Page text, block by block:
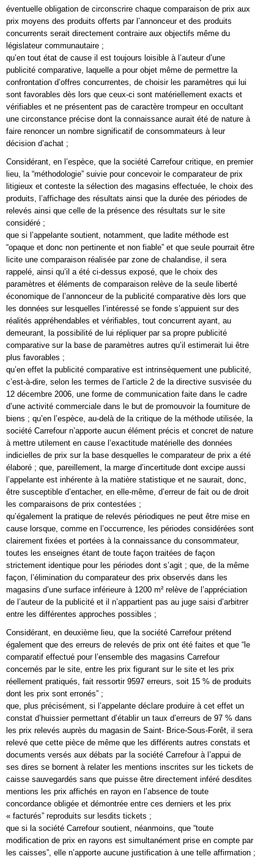
éventuelle obligation de circonscrire chaque comparaison de prix aux
prix moyens des produits offerts par l’annonceur et des produits
concurrents serait directement contraire aux objectifs même du
législateur communautaire ;
qu’en tout état de cause il est toujours loisible à l’auteur d’une
publicité comparative, laquelle a pour objet même de permettre la
confrontation d’offres concurrentes, de choisir les paramètres qui lui
sont favorables dès lors que ceux-ci sont matériellement exacts et
vérifiables et ne présentent pas de caractère trompeur en occultant
une circonstance précise dont la connaissance aurait été de nature à
faire renoncer un nombre significatif de consommateurs à leur
décision d’achat ;
Considérant, en l’espèce, que la société Carrefour critique, en premier
lieu, la “méthodologie” suivie pour concevoir le comparateur de prix
litigieux et conteste la sélection des magasins effectuée, le choix des
produits, l’affichage des résultats ainsi que la durée des périodes de
relevés ainsi que celle de la présence des résultats sur le site
considéré ;
que si l’appelante soutient, notamment, que ladite méthode est
“opaque et donc non pertinente et non fiable” et que seule pourrait être
licite une comparaison réalisée par zone de chalandise, il sera
rappelé, ainsi qu’il a été ci-dessus exposé, que le choix des
paramètres et éléments de comparaison relève de la seule liberté
économique de l’annonceur de la publicité comparative dès lors que
les données sur lesquelles l’intéressé se fonde s’appuient sur des
réalités appréhendables et vérifiables, tout concurrent ayant, au
demeurant, la possibilité de lui répliquer par sa propre publicité
comparative sur la base de paramètres autres qu’il estimerait lui être
plus favorables ;
qu’en effet la publicité comparative est intrinsèquement une publicité,
c’est-à-dire, selon les termes de l’article 2 de la directive susvisée du
12 décembre 2006, une forme de communication faite dans le cadre
d’une activité commerciale dans le but de promouvoir la fourniture de
biens ; qu’en l’espèce, au-delà de la critique de la méthode utilisée, la
société Carrefour n’apporte aucun élément précis et concret de nature
à mettre utilement en cause l’exactitude matérielle des données
indicielles de prix sur la base desquelles le comparateur de prix a été
élaboré ; que, pareillement, la marge d’incertitude dont excipe aussi
l’appelante est inhérente à la matière statistique et ne saurait, donc,
être susceptible d’entacher, en elle-même, d’erreur de fait ou de droit
les comparaisons de prix contestées ;
qu’également la pratique de relevés périodiques ne peut être mise en
cause lorsque, comme en l’occurrence, les périodes considérées sont
clairement fixées et portées à la connaissance du consommateur,
toutes les enseignes étant de toute façon traitées de façon
strictement identique pour les périodes dont s’agit ; que, de la même
façon, l’élimination du comparateur des prix observés dans les
magasins d’une surface inférieure à 1200 m² relève de l’appréciation
de l’auteur de la publicité et il n’appartient pas au juge saisi d’arbitrer
entre les différentes approches possibles ;
Considérant, en deuxième lieu, que la société Carrefour prétend
également que des erreurs de relevés de prix ont été faites et que “le
comparatif effectué pour l’ensemble des magasins Carrefour
concernés par le site, entre les prix figurant sur le site et les prix
réellement pratiqués, fait ressortir 9597 erreurs, soit 15 % de produits
dont les prix sont erronés” ;
que, plus précisément, si l’appelante déclare produire à cet effet un
constat d’huissier permettant d’établir un taux d’erreurs de 97 % dans
les prix relevés auprès du magasin de Saint- Brice-Sous-Forêt, il sera
relevé que cette pièce de même que les différents autres constats et
documents versés aux débats par la société Carrefour à l’appui de
ses dires se bornent à relater les mentions inscrites sur les tickets de
caisse sauvegardés sans que puisse être directement inféré desdites
mentions les prix affichés en rayon en l’absence de toute
concordance obligée et démontrée entre ces derniers et les prix
« facturés” reproduits sur lesdits tickets ;
que si la société Carrefour soutient, néanmoins, que “toute
modification de prix en rayons est simultanément prise en compte par
les caisses”, elle n’apporte aucune justification à une telle affirmation ;